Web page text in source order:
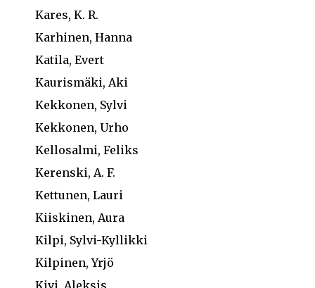
Kares, K. R.
Karhinen, Hanna
Katila, Evert
Kaurismäki, Aki
Kekkonen, Sylvi
Kekkonen, Urho
Kellosalmi, Feliks
Kerenski, A. F.
Kettunen, Lauri
Kiiskinen, Aura
Kilpi, Sylvi-Kyllikki
Kilpinen, Yrjö
Kivi, Aleksis